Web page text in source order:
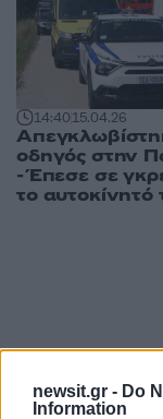
newsit.gr - Do
Information
14:4015.04.26
οδηγός στην
- Έπεσε σε
το αυτοκίνητό